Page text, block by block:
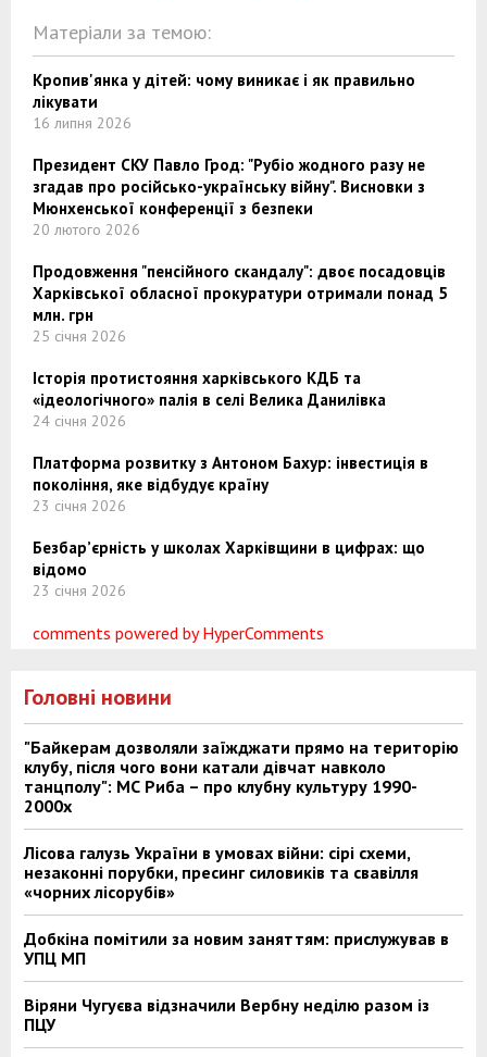
Матеріали за темою:
Кропив'янка у дітей: чому виникає і як правильно
лікувати
16 липня 2026
Президент СКУ Павло Грод: "Рубіо жодного разу не
згадав про російсько-українську війну". Висновки з
Мюнхенської конференції з безпеки
20 лютого 2026
Продовження "пенсійного скандалу": двоє посадовців
Харківської обласної прокуратури отримали понад 5
млн. грн
25 січня 2026
Історія протистояння харківського КДБ та
«ідеологічного» палія в селі Велика Данилівка
24 січня 2026
Платформа розвитку з Антоном Бахур: інвестиція в
покоління, яке відбудує країну
23 січня 2026
Безбар’єрність у школах Харківщини в цифрах: що
відомо
23 січня 2026
comments powered by HyperComments
Головні новини
"Байкерам дозволяли заїжджати прямо на територію
клубу, після чого вони катали дівчат навколо
танцполу": МС Риба – про клубну культуру 1990-
2000х
Лісова галузь України в умовах війни: сірі схеми,
незаконні порубки, пресинг силовиків та свавілля
«чорних лісорубів»
Добкіна помітили за новим заняттям: прислужував в
УПЦ МП
Віряни Чугуєва відзначили Вербну неділю разом із
ПЦУ